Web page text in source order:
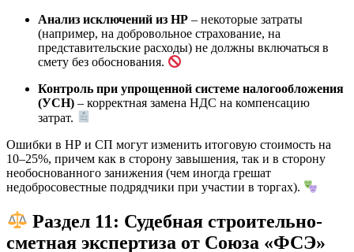
Анализ исключений из НР – некоторые затраты
(например, на добровольное страхование, на
представительские расходы) не должны включаться в
смету без обоснования.
Контроль при упрощенной системе налогообложения
(УСН) – корректная замена НДС на компенсацию
затрат.
Ошибки в НР и СП могут изменить итоговую стоимость на
10–25%, причем как в сторону завышения, так и в сторону
необоснованного занижения (чем иногда грешат
недобросовестные подрядчики при участии в торгах).
Раздел 11: Судебная строительно-
сметная экспертиза от Союза «ФСЭ»